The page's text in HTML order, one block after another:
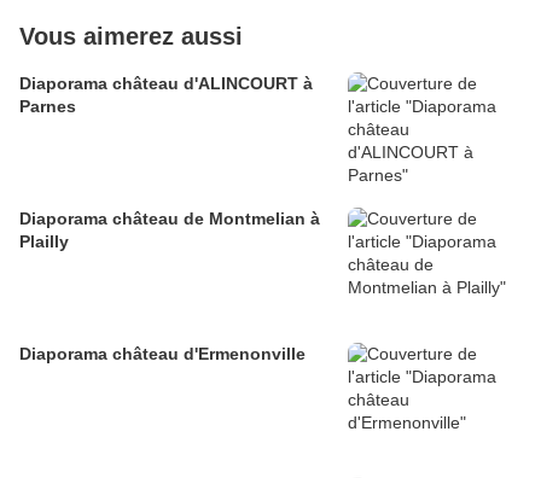
Vous aimerez aussi
Diaporama château d'ALINCOURT à
Parnes
Diaporama château de Montmelian à
Plailly
Diaporama château d'Ermenonville